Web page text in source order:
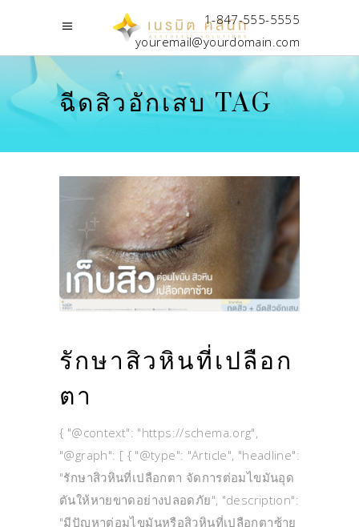
1-847-555-5555
youremail@yourdomain.com
ฉีดสิวอักเสบ TAG
รักษาสิวหินที่เปลือก
ตา
{ "@context": "https://schema.org",
"@graph": [ { "@type": "Article", "headline":
"รักษาสิวหินที่เปลือกตา จัดการต่อมไขมันอุด
ตันให้หายขาดอย่างปลอดภัย", "description":
"มีปัญหาต่อมไขมันหรือสิวหินที่เปลือกตาซ้าย